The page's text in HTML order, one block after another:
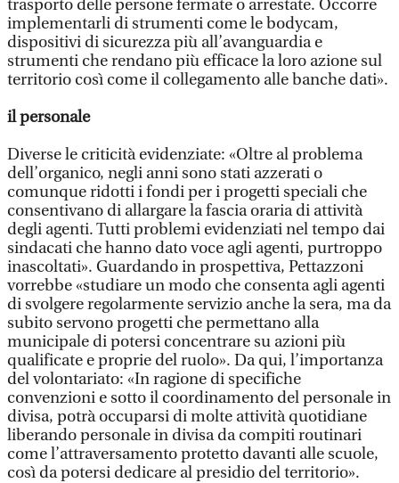
trasporto delle persone fermate o arrestate. Occorre
implementarli di strumenti come le bodycam,
dispositivi di sicurezza più all’avanguardia e
strumenti che rendano più efficace la loro azione sul
territorio così come il collegamento alle banche dati».
il personale
Diverse le criticità evidenziate: «Oltre al problema
dell’organico, negli anni sono stati azzerati o
comunque ridotti i fondi per i progetti speciali che
consentivano di allargare la fascia oraria di attività
degli agenti. Tutti problemi evidenziati nel tempo dai
sindacati che hanno dato voce agli agenti, purtroppo
inascoltati». Guardando in prospettiva, Pettazzoni
vorrebbe «studiare un modo che consenta agli agenti
di svolgere regolarmente servizio anche la sera, ma da
subito servono progetti che permettano alla
municipale di potersi concentrare su azioni più
qualificate e proprie del ruolo». Da qui, l’importanza
del volontariato: «In ragione di specifiche
convenzioni e sotto il coordinamento del personale in
divisa, potrà occuparsi di molte attività quotidiane
liberando personale in divisa da compiti routinari
come l’attraversamento protetto davanti alle scuole,
così da potersi dedicare al presidio del territorio».